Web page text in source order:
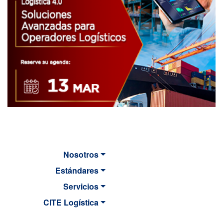
Nosotros
Estándares
Servicios
CITE Logística